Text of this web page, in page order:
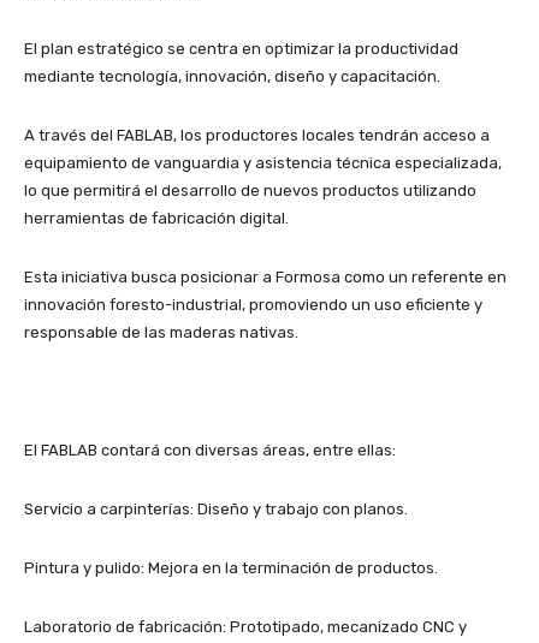
El plan estratégico se centra en optimizar la productividad
mediante tecnología, innovación, diseño y capacitación.
A través del FABLAB, los productores locales tendrán acceso a
equipamiento de vanguardia y asistencia técnica especializada,
lo que permitirá el desarrollo de nuevos productos utilizando
herramientas de fabricación digital.
Esta iniciativa busca posicionar a Formosa como un referente en
innovación foresto-industrial, promoviendo un uso eficiente y
responsable de las maderas nativas.
El FABLAB contará con diversas áreas, entre ellas:
Servicio a carpinterías: Diseño y trabajo con planos.
Pintura y pulido: Mejora en la terminación de productos.
Laboratorio de fabricación: Prototipado, mecanizado CNC y